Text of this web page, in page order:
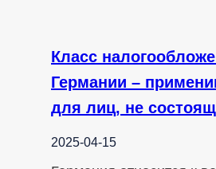
Класс
Германии –
для лиц, не
2025-04-15